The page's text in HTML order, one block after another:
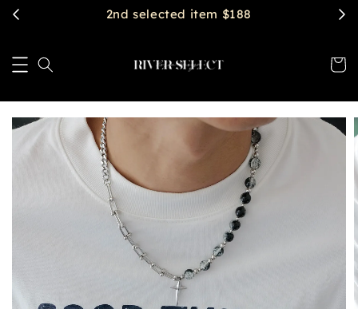
2nd selected item $188